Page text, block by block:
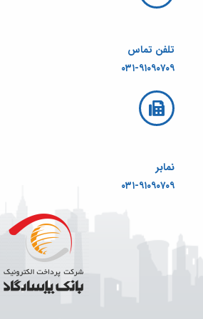
تلفن تماس
۰۳۱-۹۱۰۹۰۷۰۹
نمابر
۰۳۱-۹۱۰۹۰۷۰۹